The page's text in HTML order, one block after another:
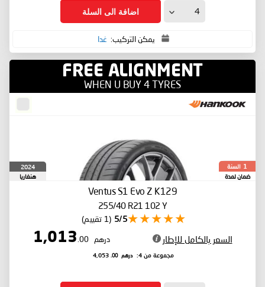
اضافة الى السلة
يمكن التركيب: غدا
FREE ALIGNMENT
WHEN U BUY 4 TYRES
1 السنة
ضمان لمدة
2024
هنغاريا
Ventus S1 Evo Z K129
255/40 R21 102 Y
5/5 (1 تقييم)
السعر بالكامل للإطار درهم 1,013
.00
مجموعة من 4: درهم 4,053
.00